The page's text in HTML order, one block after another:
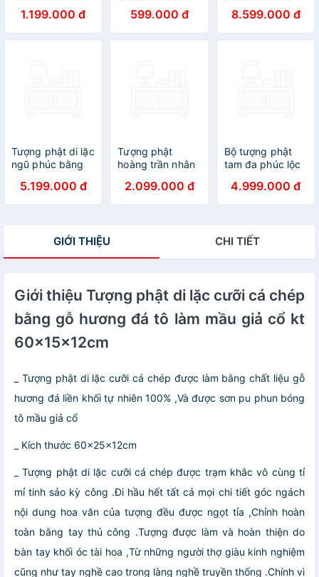
xanh thơm ngọt
kt 20×12cm
1.199.000 đ
xanh thơm nức kt
cao 15×9×8cm
599.000 đ
nghìn mắt nghìn
tay bằng gỗ
hương đá sơn pu
8.599.000 đ
Tượng phật di lặc
ngũ phúc bằng
khối kt
60×30×30cm
5.199.000 đ
Tượng phật
hoàng trần nhân
ngọc am kt cao
30×17cm
2.099.000 đ
Bộ tượng phật
tam đa phúc lộc
cao 50x18x12cm
4.999.000 đ
GIỚI THIỆU CHI TIẾT
Giới thiệu Tượng phật di lặc cưỡi cá chép
bằng gỗ hương đá tô làm mầu giả cổ kt
60×15×12cm
_ Tượng phật di lặc cưỡi cá chép được làm bằng chất liệu gỗ
hương đá liền khối tự nhiên 100% ,Và được sơn pu phun bóng
tô mầu giả cổ
_ Kích thước 60×25×12cm
_ Tượng phật di lặc cưỡi cá chép được trạm khắc vô cùng tỉ
mỉ tinh sảo kỳ công .Đi hầu hết tất cả mọi chi tiết góc ngách
nội dung hoa văn của tượng đều được ngọt tỉa ,Chỉnh hoàn
toàn bằng tay thủ công .Tượng được làm và hoàn thiện do
bàn tay khối óc tài hoa ,Từ những người thợ giàu kinh nghiệm
cũng như tay nghề cao trong làng nghề truyền thống .Chính vì